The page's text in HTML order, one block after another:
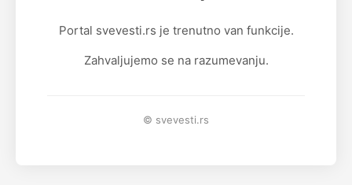
Portal svevesti.rs je trenutno van funkcije.
Zahvaljujemo se na razumevanju.
© svevesti.rs